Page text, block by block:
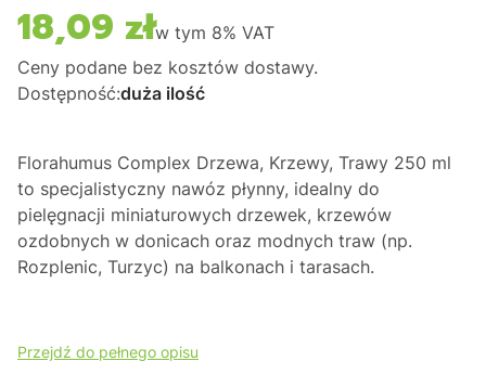
Cena
18,09 złw tym 8% VAT
Ceny podane bez kosztów dostawy.
Dostępność:duża ilość
Florahumus Complex Drzewa, Krzewy, Trawy 250 ml
to specjalistyczny nawóz płynny, idealny do
pielęgnacji miniaturowych drzewek, krzewów
ozdobnych w donicach oraz modnych traw (np.
Rozplenic, Turzyc) na balkonach i tarasach.
Przejdź do pełnego opisu